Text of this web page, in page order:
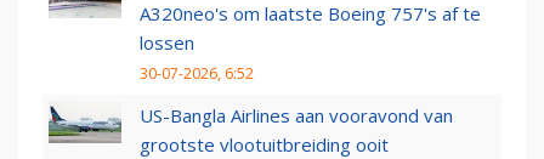
A320neo's om laatste Boeing 757's af te
lossen
30-07-2026, 6:52
US-Bangla Airlines aan vooravond van
grootste vlootuitbreiding ooit